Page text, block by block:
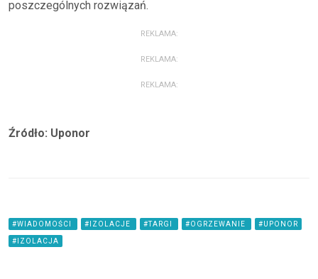
poszczególnych rozwiązań.
REKLAMA:
REKLAMA:
REKLAMA:
Źródło: Uponor
#WIADOMOŚCI #IZOLACJE #TARGI #OGRZEWANIE #UPONOR
#IZOLACJA